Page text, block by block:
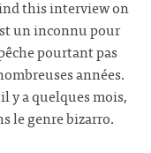
this interview on
un inconnu pour
pourtant pas
années.
y a quelques mois,
le genre bizarro.